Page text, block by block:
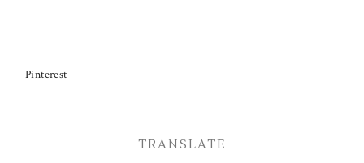
Pinterest
TRANSLATE